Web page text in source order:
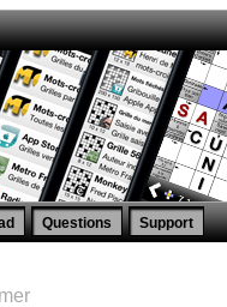
Questions Support